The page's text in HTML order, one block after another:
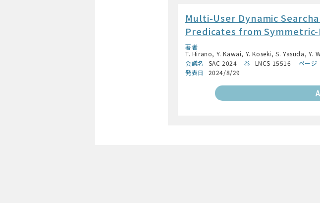
Multi-User Dynamic
Predicates from
著者
T. Hirano, Y. Kawai, Y. Koseki, S. Yasuda,
会議名
SAC 2024 巻 LNCS 15516 ページ
発表日
2024/8/29